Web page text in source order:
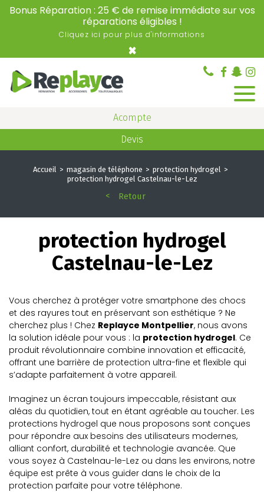
Bonus Réparation : 25 € de remise immédiate sur vos
réparations éligibles !
Cliquez ici pour plus d'informations
×
Acompte
Devis
Accueil magasin de téléphone
protection hydrogel
protection hydrogel Castelnau-le-Lez
Retour
protection hydrogel
Castelnau-le-Lez
Vous cherchez à protéger votre smartphone des chocs
et des rayures tout en préservant son esthétique ? Ne
cherchez plus ! Chez Replayce Montpellier, nous avons
la solution idéale pour vous : la protection hydrogel. Ce
produit révolutionnaire combine innovation et efficacité,
offrant une barrière de protection ultra-fine et flexible qui
s’adapte parfaitement à votre appareil.
Imaginez un écran toujours impeccable, résistant aux
aléas du quotidien, tout en étant agréable au toucher. Les
protections hydrogel que nous proposons sont conçues
pour répondre aux besoins des utilisateurs modernes,
alliant confort, durabilité et technologie avancée. Que
vous soyez à Castelnau-le-Lez ou dans les environs, notre
équipe est prête à vous guider dans le choix de la
protection parfaite pour votre téléphone.